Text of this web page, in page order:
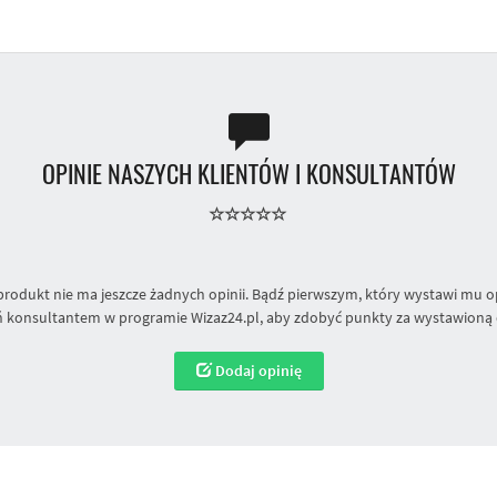
OPINIE NASZYCH KLIENTÓW I KONSULTANTÓW
nie ma jeszcze żadnych opinii. Bądź pierwszym, który wystawi mu
konsultantem w programie Wizaz24.pl, aby zdobyć punkty za wystawioną
Dodaj opinię